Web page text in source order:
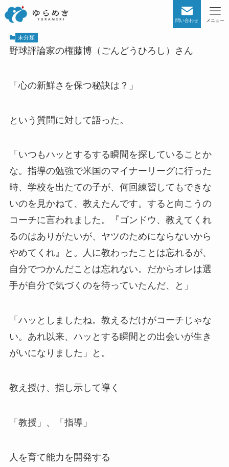
問い合わせ メニュー
未分類
野球評論家の権藤博（ごんどうひろし）さん
「心の新鮮さを保つ秘訣は？」
という質問に対して語った。
「いつもハッとするする瞬間を探していることか
な。指導の勉強で米国のマイナーリーグに行った
時、学校を出たての子が、何回練習してもできな
いのを見かねて、教えたんです。すると向こうの
コーチに言われました。『ゴンドウ、教えてくれ
るのはありがたいが、ヤツのためにならないから
やめてくれ』と。人に教わったことは忘れるが、
自分でつかんだことは忘れない。だからオレは選
手が自分で気づくのを待っていたんだ、と」
「ハッとしましたね。教えるだけがコーチじゃな
い。あれ以来、ハッとする瞬間との出会いが生き
がいになりました」と。
教え授け、指し示して導く
「教授」、「指導」
人を育て能力を開発する